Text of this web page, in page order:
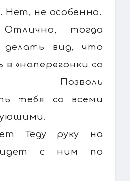
Нет, не особенно.
Отлично, тогда
делать вид, что
«наперегонки со
Позволь
тебя со всеми
Теду руку на
с ним по